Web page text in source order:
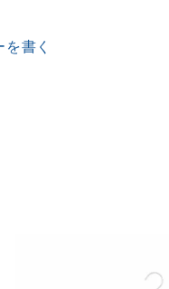
を書く